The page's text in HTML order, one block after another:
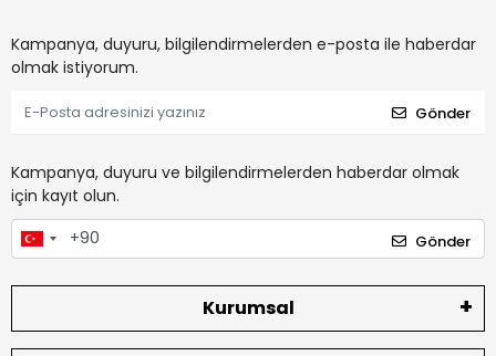
Kampanya, duyuru, bilgilendirmelerden e-posta ile haberdar
olmak istiyorum.
Gönder
Kampanya, duyuru ve bilgilendirmelerden haberdar olmak
için kayıt olun.
Gönder
Kurumsal